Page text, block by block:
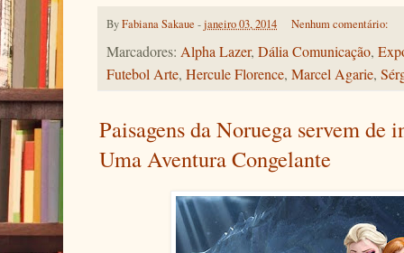
ByFabiana Sakaue -janeiro 03, 2014 Nenhum comentário:
Marcadores: Alpha Lazer, Dália Comunicação,
Futebol Arte, Hercule Florence, Marcel Agarie,
Paisagens da Noruega servem de
Uma Aventura Congelante